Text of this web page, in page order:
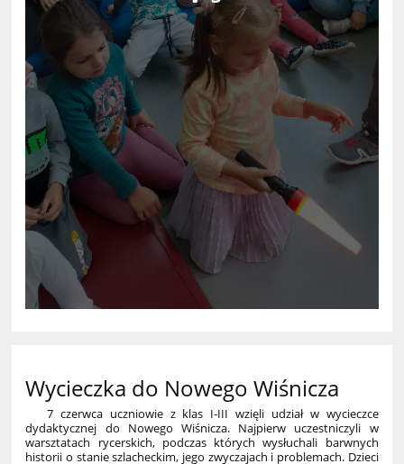
Wycieczka do Nowego Wiśnicza
7 czerwca uczniowie z klas I-III wzięli udział w wycieczce
dydaktycznej do Nowego Wiśnicza. Najpierw uczestniczyli w
warsztatach rycerskich, podczas których wysłuchali barwnych
historii o stanie szlacheckim, jego zwyczajach i problemach. Dzieci